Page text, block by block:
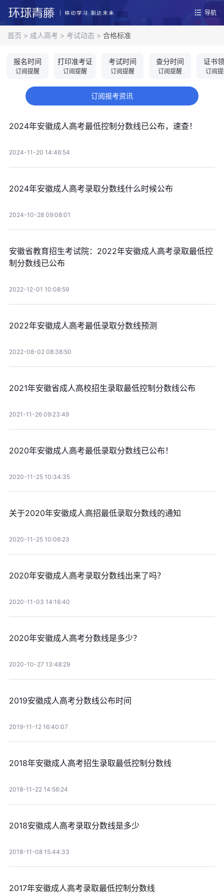
导航
首页 > 成人高考 > 考试动态 > 合格标准
报名时间
订阅提醒
打印准考证
订阅提醒
考试时间
订阅提醒
查分时间
订阅提醒
证书
订阅
订阅报考资讯
2024年安徽成人高考最低控制分数线已公布，速查！
2024-11-20 14:46:54
2024年安徽成人高考录取分数线什么时候公布
2024-10-28 09:08:01
安徽省教育招生考试院：2022年安徽成人高考录取最低控
制分数线已公布
2022-12-01 10:08:59
2022年安徽成人高考最低录取分数线预测
2022-08-02 08:38:50
2021年安徽省成人高校招生录取最低控制分数线公布
2021-11-26 09:23:49
2020年安徽成人高考最低录取分数线已公布！
2020-11-25 10:34:35
关于2020年安徽成人高招最低录取分数线的通知
2020-11-25 10:06:23
2020年安徽成人高考录取分数线出来了吗？
2020-11-03 14:16:40
2020年安徽成人高考分数线是多少？
2020-10-27 13:48:29
2019安徽成人高考分数线公布时间
2019-11-12 16:40:07
2018年安徽成人高考招生录取最低控制分数线
2018-11-22 14:56:24
2018安徽成人高考录取分数线是多少
2018-11-08 15:44:33
2017年安徽成人高考录取最低控制分数线